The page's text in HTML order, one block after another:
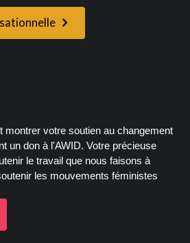
montrer votre soutien au changement
un don à l'AWID. Votre précieuse
le travail que nous faisons à
les mouvements féministes